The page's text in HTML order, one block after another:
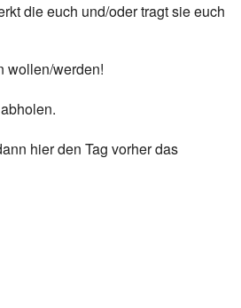
die euch und/oder tragt sie euch
wollen/werden!
hier den Tag vorher das